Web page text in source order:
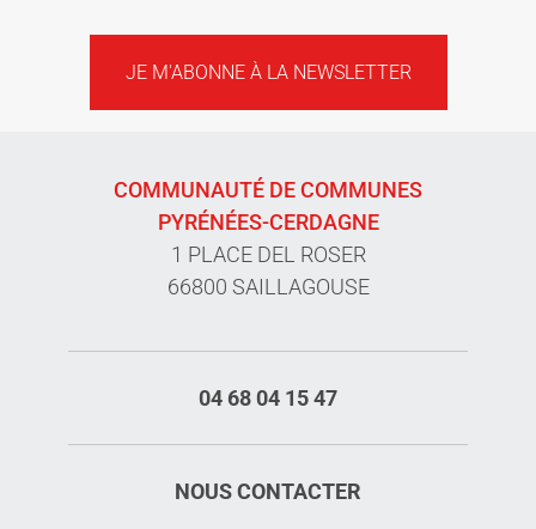
JE M'ABONNE À LA NEWSLETTER
COMMUNAUTÉ DE COMMUNES
PYRÉNÉES-CERDAGNE
1 PLACE DEL ROSER
66800 SAILLAGOUSE
04 68 04 15 47
NOUS CONTACTER